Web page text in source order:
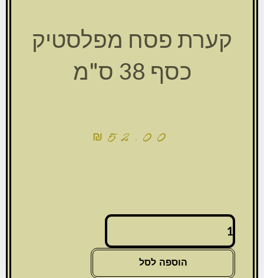
קערת פסח מפלסטיק
כסף 38 ס"מ
₪52.00
כמות
של
קערת
מפלסטיק
הוספה לסל